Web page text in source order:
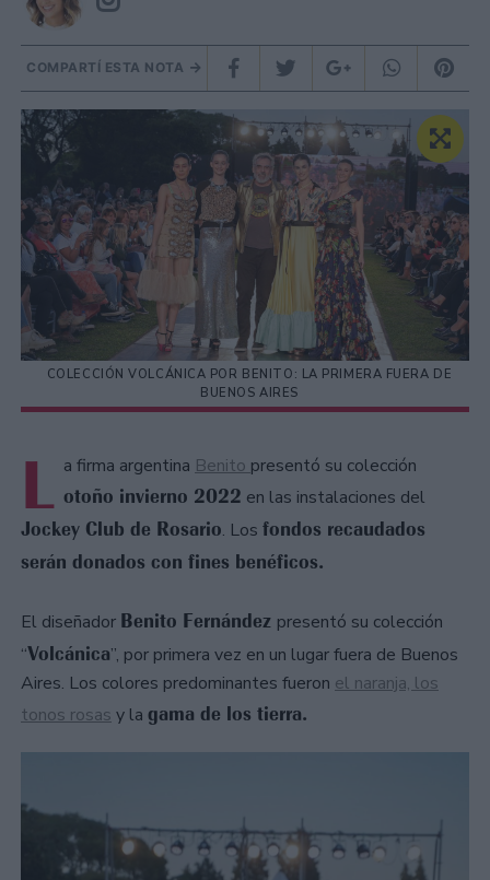
COMPARTÍ ESTA NOTA
COLECCIÓN VOLCÁNICA POR BENITO: LA PRIMERA FUERA DE
BUENOS AIRES
L a firma argentina Benito presentó su colección
otoño invierno 2022 en las instalaciones del
Jockey Club de Rosario. Los fondos recaudados
serán donados con fines benéficos.
El diseñador Benito Fernández presentó su colección
“Volcánica”, por primera vez en un lugar fuera de Buenos
Aires. Los colores predominantes fueron el naranja, los
tonos rosas y la gama de los tierra.